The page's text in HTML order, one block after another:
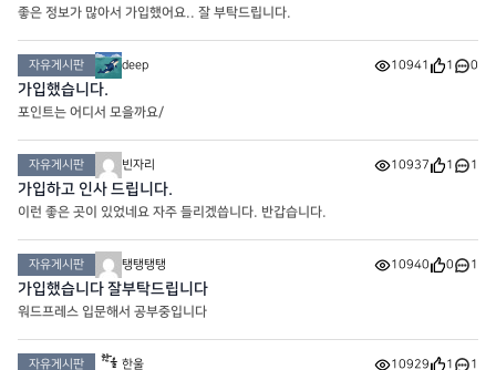
좋은 정보가 많아서 가입했어요.. 잘 부탁드립니다.
자유게시판 deep 10941 1 0
가입했습니다.
포인트는 어디서 모을까요/
자유게시판 빈자리 10937 1 1
가입하고 인사 드립니다.
이런 좋은 곳이 있었네요 자주 들리겠씁니다. 반갑습니다.
자유게시판 탱탱탱탱 10940 0 1
가입했습니다 잘부탁드립니다
워드프레스 입문해서 공부중입니다
자유게시판 한울 10929 1 1